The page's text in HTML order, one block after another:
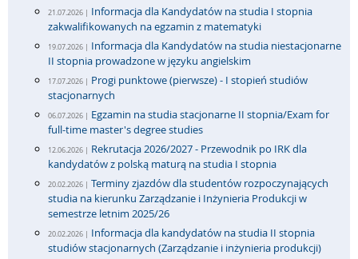
21.07.2026 | Informacja dla Kandydatów na studia I stopnia
zakwalifikowanych na egzamin z matematyki
19.07.2026 | Informacja dla Kandydatów na studia niestacjonarne
II stopnia prowadzone w języku angielskim
17.07.2026 | Progi punktowe (pierwsze) - I stopień studiów
stacjonarnych
06.07.2026 | Egzamin na studia stacjonarne II stopnia/Exam for
full-time master's degree studies
12.06.2026 | Rekrutacja 2026/2027 - Przewodnik po IRK dla
kandydatów z polską maturą na studia I stopnia
20.02.2026 | Terminy zjazdów dla studentów rozpoczynających
studia na kierunku Zarządzanie i Inżynieria Produkcji w
semestrze letnim 2025/26
20.02.2026 | Informacja dla kandydatów na studia II stopnia
studiów stacjonarnych (Zarządzanie i inżynieria produkcji)